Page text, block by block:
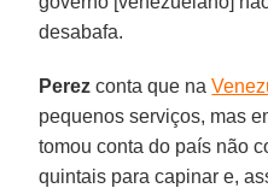
desabafa.
Perez conta que na
pequenos serviços, mas
tomou conta do país não
quintais para capinar e,